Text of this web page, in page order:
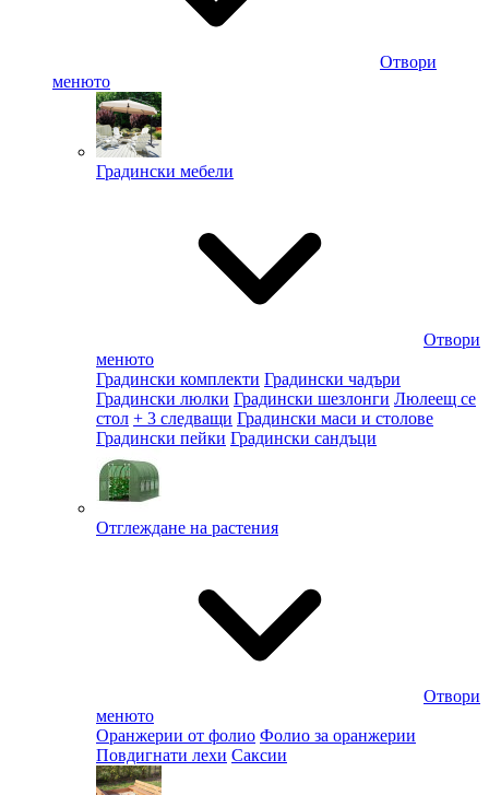
Отвори
менюто
Градински мебели
Отвори
менюто
Градински комплекти Градински чадъри
Градински люлки Градински шезлонги Люлеещ се
стол + 3 следващи Градински маси и столове
Градински пейки Градински сандъци
Отглеждане на растения
Отвори
менюто
Оранжерии от фолио Фолио за оранжерии
Повдигнати лехи Саксии